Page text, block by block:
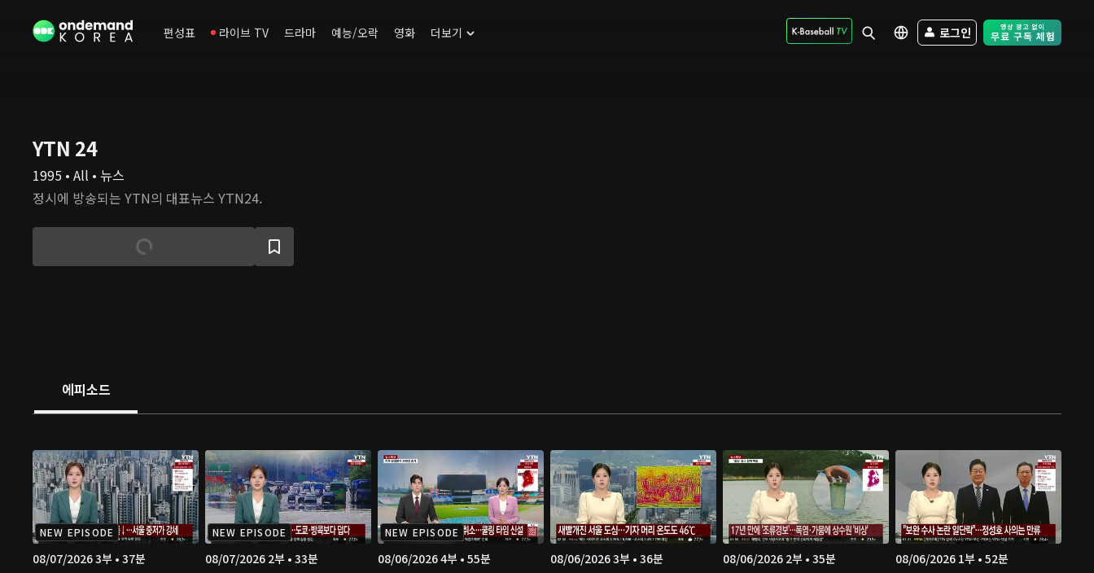
편성표 라이브 TV 드라마 예능/오락 영화 더보기 로그인 Free Trial -
YTN 24
1995 • All • 뉴스
정시에 방송되는 YTN의 대표뉴스 YTN24.
에피소드
NEW EPISODE
08/07/2026 3부 • 37분
NEW EPISODE
08/07/2026 2부 • 33분
NEW EPISODE
08/06/2026 4부 • 55분 08/06/2026 3부 • 36분 08/06/2026 2부 • 35분 08/06/2026 1부 • 52분